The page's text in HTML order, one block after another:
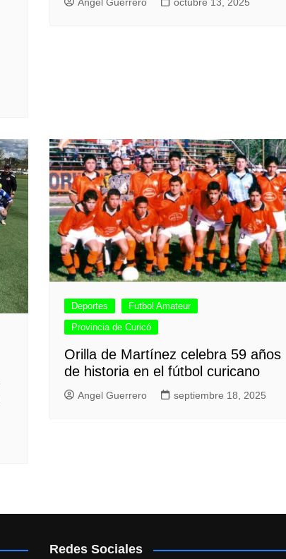
Deportes
Futbol Amateur
Provincia de Curicó
Orilla de Martínez celebra 59 años
de historia en el fútbol curicano
Angel Guerrero septiembre 18, 2025
Redes Sociales